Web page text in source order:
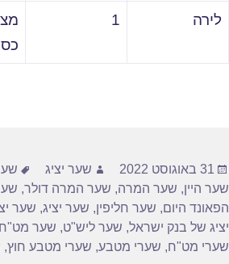
לירה 1
פורסם
בתאריך
31 באוגוסט 2022 מחבר
שער יציג
שער היין, שער המרה, שער המרה דולר,
הפאונד היום, שער חליפין, שער יציג, שער
יציג של בנק ישראל, שער ליש"ט, שער מט"ח
שערי מט"ח, שערי מטבע, שערי מטבע חוץ,